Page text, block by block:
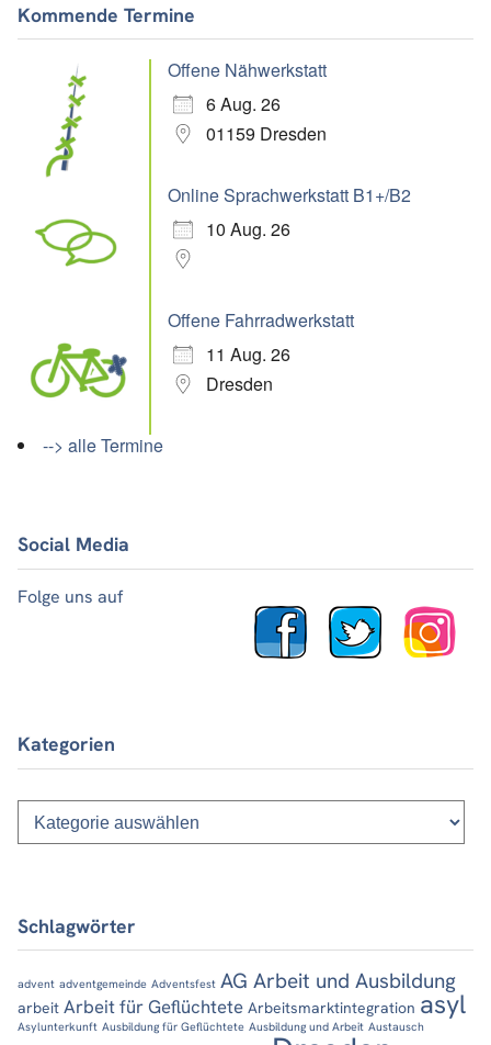
Kommende Termine
Offene Nähwerkstatt
6 Aug. 26
01159 Dresden
Online Sprachwerkstatt B1+/B2
10 Aug. 26
Offene Fahrradwerkstatt
11 Aug. 26
Dresden
--> alle Termine
Social Media
Folge uns auf
Kategorien
Kategorien
Schlagwörter
advent adventgemeinde Adventsfest AG Arbeit und Ausbildung
arbeit Arbeit für Geflüchtete Arbeitsmarktintegration asyl
Asylunterkunft Ausbildung für Geflüchtete Ausbildung und Arbeit Austausch